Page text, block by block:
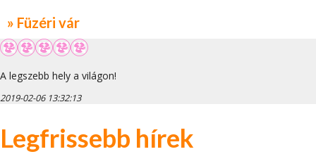
» Füzéri vár
A legszebb hely a világon!
2019-02-06 13:32:13
Legfrissebb hírek